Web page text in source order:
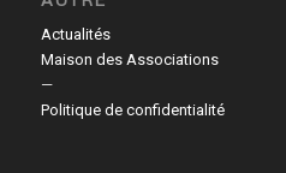
Actualités
Maison des Associations
—
Politique de confidentialité